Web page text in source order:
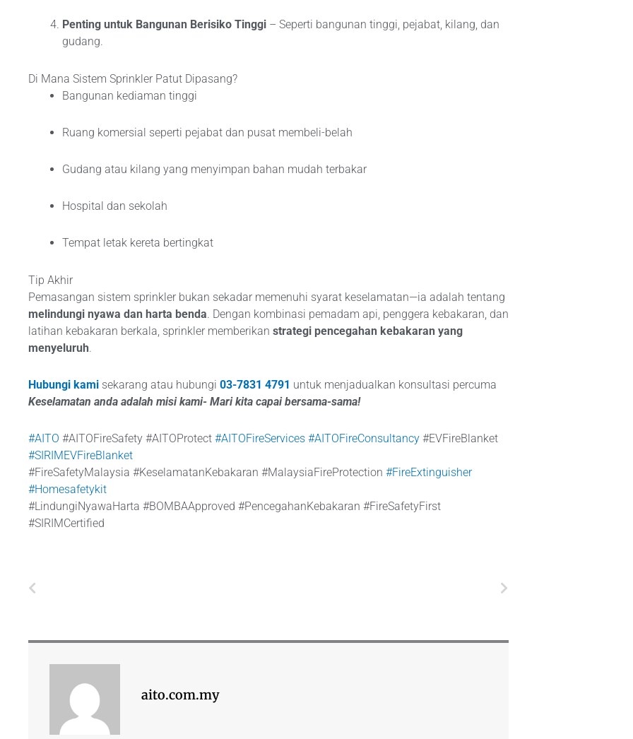
Penting untuk Bangunan Berisiko Tinggi – Seperti bangunan tinggi, pejabat, kilang, dan
gudang.
Di Mana Sistem Sprinkler Patut Dipasang?
Bangunan kediaman tinggi
Ruang komersial seperti pejabat dan pusat membeli-belah
Gudang atau kilang yang menyimpan bahan mudah terbakar
Hospital dan sekolah
Tempat letak kereta bertingkat
Tip Akhir
Pemasangan sistem sprinkler bukan sekadar memenuhi syarat keselamatan—ia adalah tentang
melindungi nyawa dan harta benda. Dengan kombinasi pemadam api, penggera kebakaran, dan
latihan kebakaran berkala, sprinkler memberikan strategi pencegahan kebakaran yang
menyeluruh.
Hubungi kami sekarang atau hubungi 03-7831 4791 untuk menjadualkan konsultasi percuma
Keselamatan anda adalah misi kami- Mari kita capai bersama-sama!
#AITO #AITOFireSafety #AITOProtect #AITOFireServices #AITOFireConsultancy #EVFireBlanket
#SIRIMEVFireBlanket
#FireSafetyMalaysia #KeselamatanKebakaran #MalaysiaFireProtection #FireExtinguisher
#Homesafetykit
#LindungiNyawaHarta #BOMBAApproved #PencegahanKebakaran #FireSafetyFirst
#SIRIMCertified
Next
aito.com.my